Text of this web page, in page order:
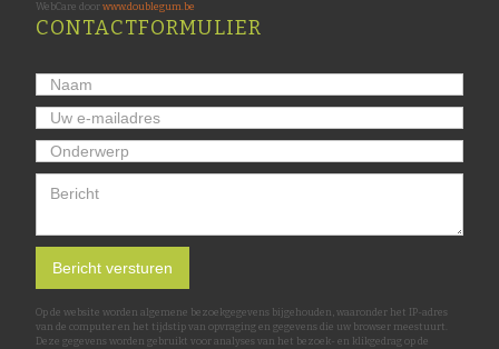
WebCare doorwww.doublegum.be
CONTACTFORMULIER
Op de website worden algemene bezoekgegevens bijgehouden, waaronder het IP-adres
van de computer en het tijdstip van opvraging en gegevens die uw browser meestuurt.
Deze gegevens worden gebruikt voor analyses van het bezoek- en klikgedrag op de